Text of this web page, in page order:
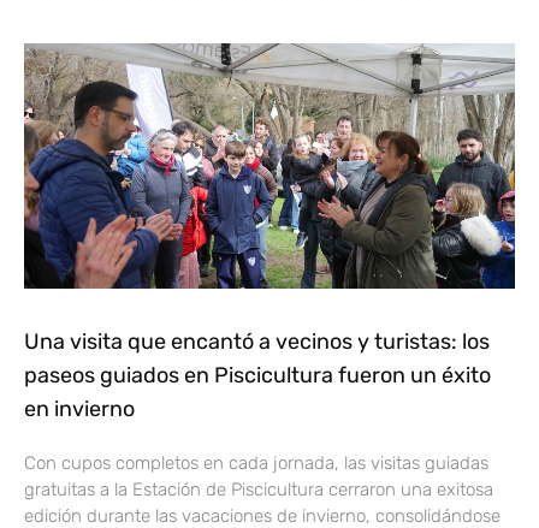
Una visita que encantó a vecinos y turistas: los
paseos guiados en Piscicultura fueron un éxito
en invierno
Con cupos completos en cada jornada, las visitas guiadas
gratuitas a la Estación de Piscicultura cerraron una exitosa
edición durante las vacaciones de invierno, consolidándose